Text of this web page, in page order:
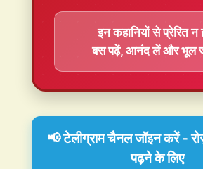
इन कहानियों से प्रेरित न
बस पढ़ें, आनंद लें और भूल
📢 टेलीग्राम चैनल जॉइन करें -
पढ़ने के लिए